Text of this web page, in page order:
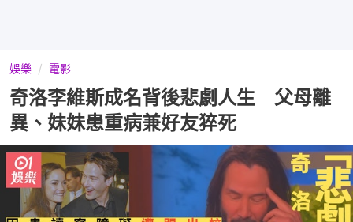
娛樂 電影
奇洛李維斯成名背後悲劇人生 父母離
異、妹妹患重病兼好友猝死